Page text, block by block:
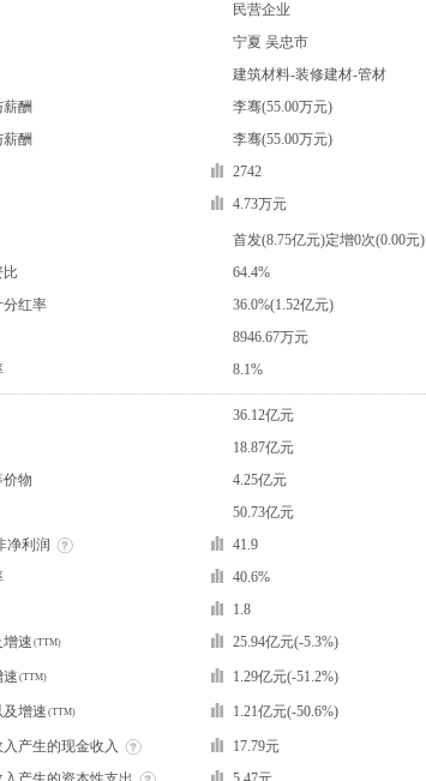
民营企业
宁夏 吴忠市
建筑材料-装修建材-管材
酬
李骞(55.00万元)
酬
李骞(55.00万元)
2742
4.73万元
首发(8.75亿元)定增0次(0.00元)
比
64.4%
分红率
36.0%(1.52亿元)
8946.67万元
8.1%
36.12亿元
18.87亿元
物
4.25亿元
50.73亿元
净利润
41.9
40.6%
1.8
速
25.94亿元(-5.3%)
速 1.29亿元(-51.2%)
增速 1.21亿元(-50.6%)
产生的现金收入
17.79元